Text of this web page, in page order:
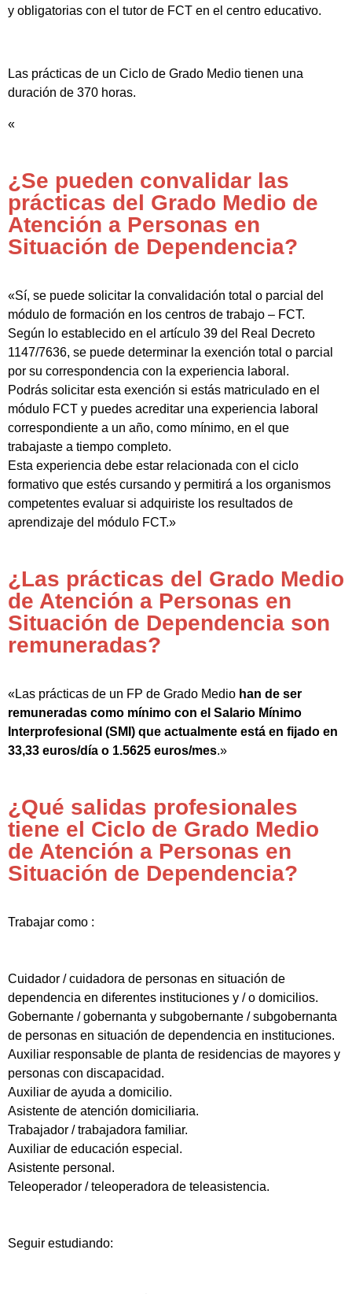
y obligatorias con el tutor de FCT en el centro educativo.
Las prácticas de un Ciclo de Grado Medio tienen una
duración de 370 horas.
«
¿Se pueden convalidar las
prácticas del Grado Medio de
Atención a Personas en
Situación de Dependencia?
«Sí, se puede solicitar la convalidación total o parcial del
módulo de formación en los centros de trabajo – FCT.
Según lo establecido en el artículo 39 del Real Decreto
1147/7636, se puede determinar la exención total o parcial
por su correspondencia con la experiencia laboral.
Podrás solicitar esta exención si estás matriculado en el
módulo FCT y puedes acreditar una experiencia laboral
correspondiente a un año, como mínimo, en el que
trabajaste a tiempo completo.
Esta experiencia debe estar relacionada con el ciclo
formativo que estés cursando y permitirá a los organismos
competentes evaluar si adquiriste los resultados de
aprendizaje del módulo FCT.»
¿Las prácticas del Grado Medio
de Atención a Personas en
Situación de Dependencia son
remuneradas?
«Las prácticas de un FP de Grado Medio han de ser
remuneradas como mínimo con el Salario Mínimo
Interprofesional (SMI) que actualmente está en fijado en
33,33 euros/día o 1.5625 euros/mes.»
¿Qué salidas profesionales
tiene el Ciclo de Grado Medio
de Atención a Personas en
Situación de Dependencia?
Trabajar como :
Cuidador / cuidadora de personas en situación de
dependencia en diferentes instituciones y / o domicilios.
Gobernante / gobernanta y subgobernante / subgobernanta
de personas en situación de dependencia en instituciones.
Auxiliar responsable de planta de residencias de mayores y
personas con discapacidad.
Auxiliar de ayuda a domicilio.
Asistente de atención domiciliaria.
Trabajador / trabajadora familiar.
Auxiliar de educación especial.
Asistente personal.
Teleoperador / teleoperadora de teleasistencia.
Seguir estudiando: